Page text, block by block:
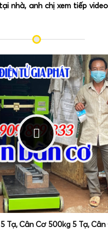
nhà, anh chị xem tiếp
Tạ, Cân Cơ 500kg 5 Tạ,